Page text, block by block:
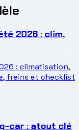
2026 : clim,
: climatisation,
freins et checklist
car : atout clé